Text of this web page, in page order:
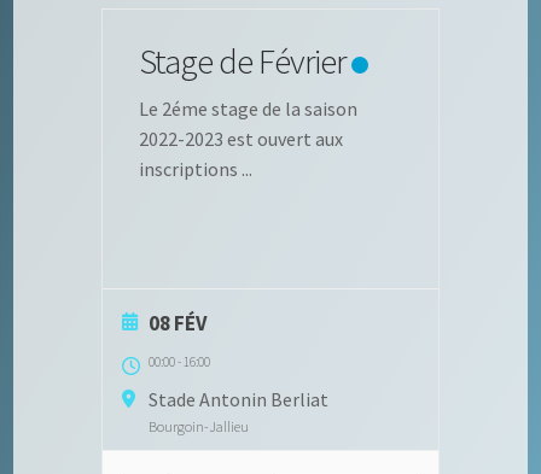
Stage de Février
Le 2éme stage de la saison
2022-2023 est ouvert aux
inscriptions ...
08 FÉV
00:00-16:00
Stade Antonin Berliat
Bourgoin-Jallieu